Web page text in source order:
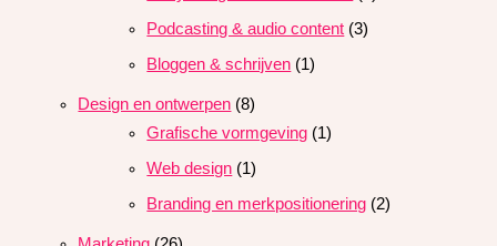
Podcasting & audio content (3)
Bloggen & schrijven (1)
Design en ontwerpen (8)
Grafische vormgeving (1)
Web design (1)
Branding en merkpositionering (2)